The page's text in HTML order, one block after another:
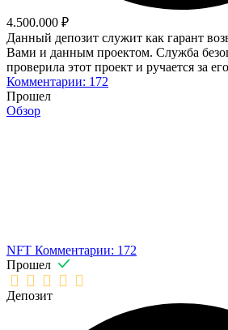
4.500.000 ₽
Данный депозит служит как гарант
Вами и данным проектом. Служба
проверила этот проект и ручается за
Комментарии: 172
Прошел
Обзор
NFT Комментарии: 172
Прошел
Депозит